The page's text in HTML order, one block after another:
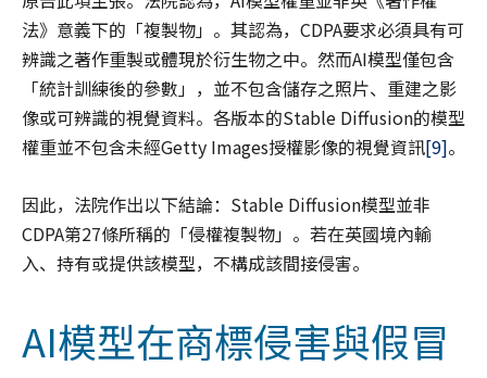
法》意義下的「複製物」。其認為，CDPA要求必須具有可
辨識之著作重製或體現於衍生物之中。然而AI模型僅包含
「統計訓練後的參數」，並不包含儲存之照片、重建之影
像或可辨識的視覺資料。各版本的Stable Diffusion的模型
權重並不包含未經Getty Images授權影像的視覺資訊[9]。
因此，法院作出以下結論：Stable Diffusion模型並非
CDPA第27條所稱的「侵權複製物」。若在英國境內輸
入、持有或提供該模型，不構成該間接侵害。
AI模型在商標侵害與假冒